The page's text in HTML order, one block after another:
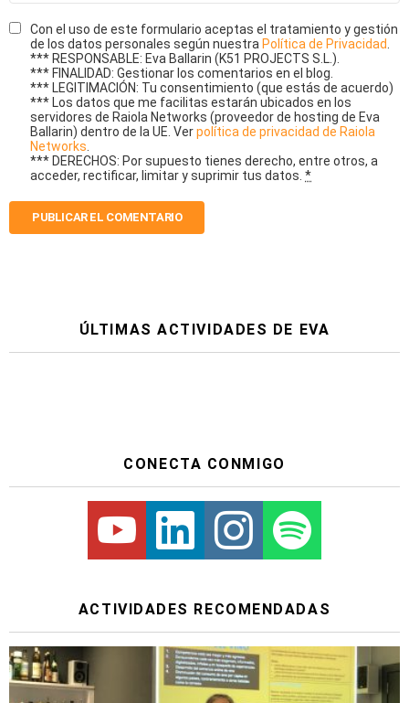
Con el uso de este formulario aceptas el tratamiento y gestión
de los datos personales según nuestra Política de Privacidad.
*** RESPONSABLE: Eva Ballarin (K51 PROJECTS S.L.).
*** FINALIDAD: Gestionar los comentarios en el blog.
*** LEGITIMACIÓN: Tu consentimiento (que estás de acuerdo)
*** Los datos que me facilitas estarán ubicados en los
servidores de Raiola Networks (proveedor de hosting de Eva
Ballarin) dentro de la UE. Verpolítica de privacidad de Raiola
Networks.
*** DERECHOS: Por supuesto tienes derecho, entre otros, a
acceder, rectificar, limitar y suprimir tus datos. *
ÚLTIMAS ACTIVIDADES DE EVA
CONECTA CONMIGO
Youtube Linkedin Instagram Spotify
ACTIVIDADES RECOMENDADAS